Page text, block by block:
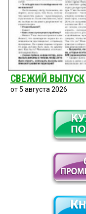
СВЕЖИЙ ВЫПУСК
от 5 августа 2026